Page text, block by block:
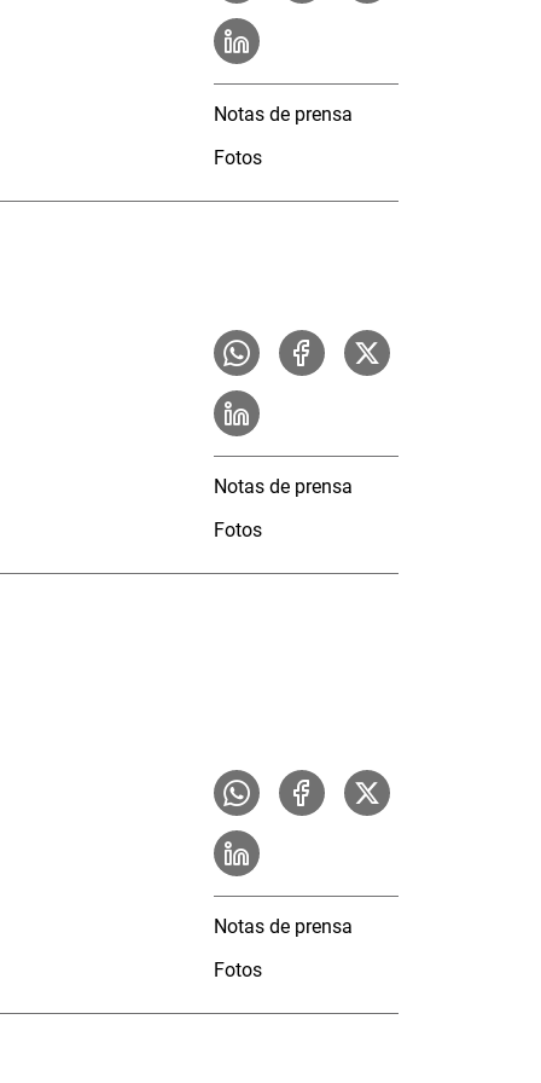
Notas de prensa
Fotos
Notas de prensa
Fotos
Notas de prensa
Fotos